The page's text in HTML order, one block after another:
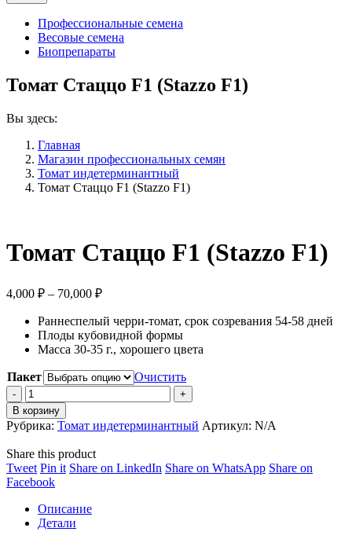
Профессиональные семена
Весовые семена
Биопрепараты
Томат Стаццо F1 (Stazzo F1)
Вы здесь:
Главная
Магазин профессиональных семян
Томат индетерминантный
Томат Стаццо F1 (Stazzo F1)
Томат Стаццо F1 (Stazzo F1)
4,000 ₽ – 70,000 ₽Диапазон
4,000 ₽
–
70,000 ₽
Раннеспелый черри-томат, срок созревания 54-58 дней
Плоды кубовидной формы
Масса 30-35 г., хорошего цвета
Пакет
Очистить
Томат
Стаццо
F1
(Stazzo
F1)
quantity
В корзину
Рубрика: Томат индетерминантный Артикул: N/A
Share this product
TweetShare
on
Pin itShare
Share on LinkedIn Share
Share on WhatsAppShare
Share on
FacebookShare
Facebook
Описание
Детали